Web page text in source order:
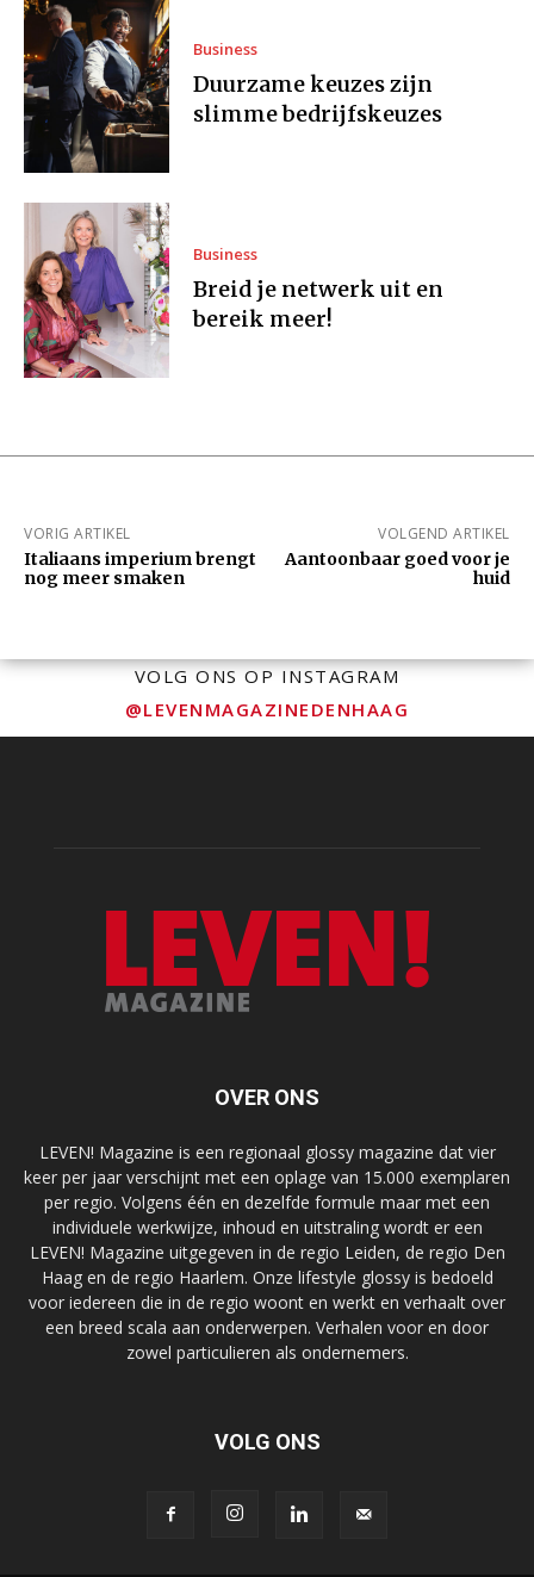
Business
Duurzame keuzes zijn
slimme bedrijfskeuzes
Business
Breid je netwerk uit en
bereik meer!
VORIG ARTIKEL
Italiaans imperium brengt
nog meer smaken
VOLGEND ARTIKEL
Aantoonbaar goed voor je
huid
VOLG ONS OP INSTAGRAM
@LEVENMAGAZINEDENHAAG
OVER ONS
LEVEN! Magazine is een regionaal glossy magazine dat vier
keer per jaar verschijnt met een oplage van 15.000 exemplaren
per regio. Volgens één en dezelfde formule maar met een
individuele werkwijze, inhoud en uitstraling wordt er een
LEVEN! Magazine uitgegeven in de regio Leiden, de regio Den
Haag en de regio Haarlem. Onze lifestyle glossy is bedoeld
voor iedereen die in de regio woont en werkt en verhaalt over
een breed scala aan onderwerpen. Verhalen voor en door
zowel particulieren als ondernemers.
VOLG ONS